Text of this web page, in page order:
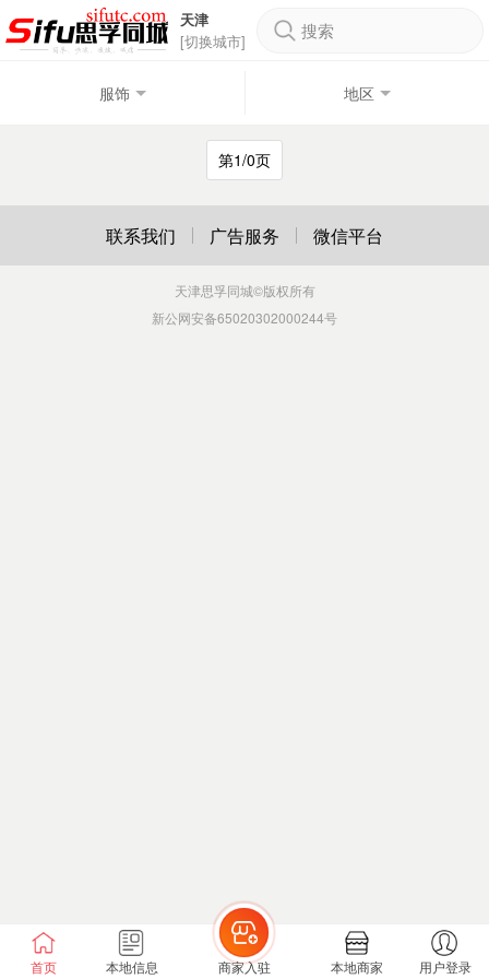
天津
[切换城市]
搜索
服饰 地区
第1/0页
首页 本地信息 商家入驻 本地商家 用户登录
联系我们 广告服务 微信平台
天津思孚同城©版权所有
新公网安备65020302000244号